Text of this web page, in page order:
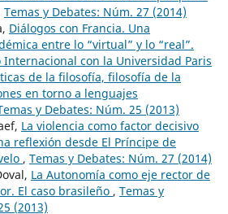
Temas y Debates: Núm. 27 (2014)
Diálogos con Francia. Una
entre lo “virtual” y lo “real”.
Internacional con la Universidad Paris
de la filosofía, filosofía de la
en torno a lenguajes
y Debates: Núm. 25 (2013)
La violencia como factor decisivo
reflexión desde El Príncipe de
, Temas y Debates: Núm. 27 (2014)
La Autonomía como eje rector de
El caso brasileño , Temas y
(2013)